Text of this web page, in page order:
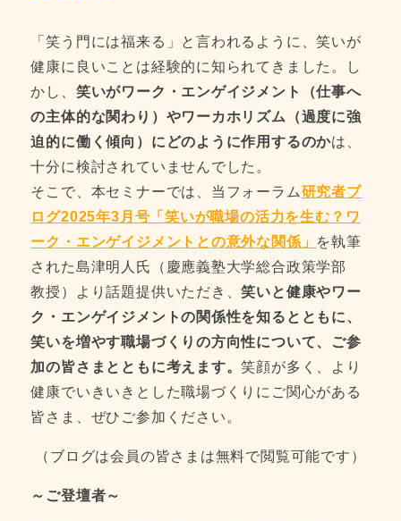
「笑う門には福来る」と言われるように、笑いが
健康に良いことは経験的に知られてきました。し
かし、 笑いがワーク・エンゲイジメント（仕事へ
の主体的な関わり）やワーカホリズム（過度に強
迫的に働く傾向）にどのように作用するのかは、
十分に検討されていませんでした。
そこで、本セミナーでは、当フォーラム研究者ブ
ログ2025年3月号「笑いが職場の活力を生む？ワ
ーク・エンゲイジメントとの意外な関係」 を執筆
された島津明人氏（慶應義塾大学総合政策学部
教授）より話題提供いただき、笑いと健康やワー
ク・エンゲイジメントの関係性を知るとともに、
笑いを増やす職場づくりの方向性について、ご参
加の皆さまとともに考えます。笑顔が多く、より
健康でいきいきとした職場づくりにご関心がある
皆さま、ぜひご参加ください。
（ブログは会員の皆さまは無料で閲覧可能です）
～ご登壇者～